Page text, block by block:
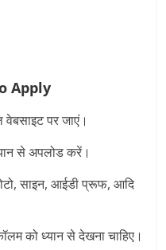
Apply
पर जाएं।
से अपलोड करें।
साइन, आईडी प्रूफ, आदि
को ध्यान से देखना चाहिए।